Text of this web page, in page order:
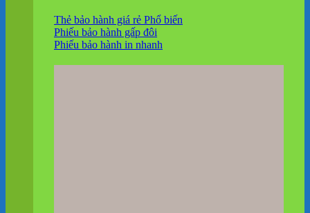
Thẻ bảo hành giá rẻ
Phiếu bảo hành gấp đôi
Phiếu bảo hành in nhanh